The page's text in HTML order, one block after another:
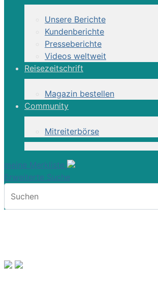
Unsere Berichte
Kundenberichte
Presseberichte
Videos weltweit
Reisezeitschrift
Magazin bestellen
Community
Mitreiterbörse
meine Merkliste
Erweiterte Suche